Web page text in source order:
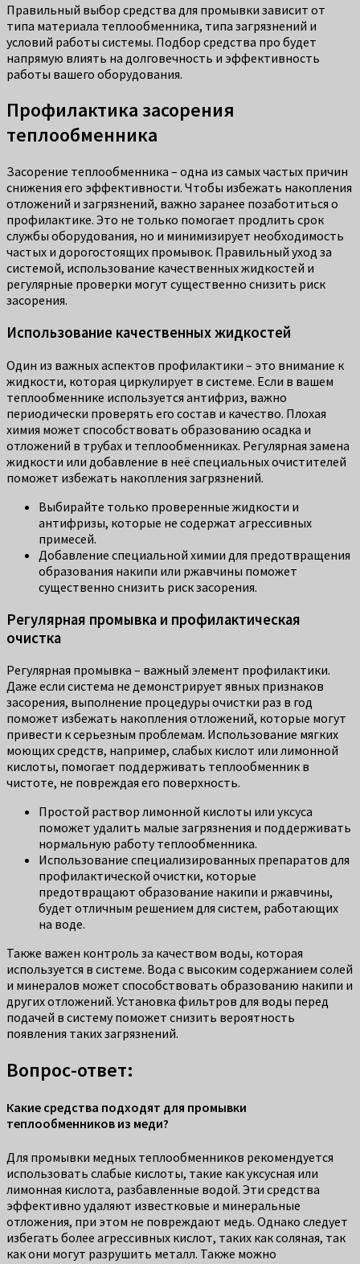
Правильный выбор средства для промывки зависит от
типа материала теплообменника, типа загрязнений и
условий работы системы. Подбор средства про будет
напрямую влиять на долговечность и эффективность
работы вашего оборудования.
Профилактика засорения
теплообменника
Засорение теплообменника – одна из самых частых причин
снижения его эффективности. Чтобы избежать накопления
отложений и загрязнений, важно заранее позаботиться о
профилактике. Это не только помогает продлить срок
службы оборудования, но и минимизирует необходимость
частых и дорогостоящих промывок. Правильный уход за
системой, использование качественных жидкостей и
регулярные проверки могут существенно снизить риск
засорения.
Использование качественных жидкостей
Один из важных аспектов профилактики – это внимание к
жидкости, которая циркулирует в системе. Если в вашем
теплообменнике используется антифриз, важно
периодически проверять его состав и качество. Плохая
химия может способствовать образованию осадка и
отложений в трубах и теплообменниках. Регулярная замена
жидкости или добавление в неё специальных очистителей
поможет избежать накопления загрязнений.
Выбирайте только проверенные жидкости и
антифризы, которые не содержат агрессивных
примесей.
Добавление специальной химии для предотвращения
образования накипи или ржавчины поможет
существенно снизить риск засорения.
Регулярная промывка и профилактическая
очистка
Регулярная промывка – важный элемент профилактики.
Даже если система не демонстрирует явных признаков
засорения, выполнение процедуры очистки раз в год
поможет избежать накопления отложений, которые могут
привести к серьезным проблемам. Использование мягких
моющих средств, например, слабых кислот или лимонной
кислоты, помогает поддерживать теплообменник в
чистоте, не повреждая его поверхность.
Простой раствор лимонной кислоты или уксуса
поможет удалить малые загрязнения и поддерживать
нормальную работу теплообменника.
Использование специализированных препаратов для
профилактической очистки, которые
предотвращают образование накипи и ржавчины,
будет отличным решением для систем, работающих
на воде.
Также важен контроль за качеством воды, которая
используется в системе. Вода с высоким содержанием солей
и минералов может способствовать образованию накипи и
других отложений. Установка фильтров для воды перед
подачей в систему поможет снизить вероятность
появления таких загрязнений.
Вопрос-ответ:
Какие средства подходят для промывки
теплообменников из меди?
Для промывки медных теплообменников рекомендуется
использовать слабые кислоты, такие как уксусная или
лимонная кислота, разбавленные водой. Эти средства
эффективно удаляют известковые и минеральные
отложения, при этом не повреждают медь. Однако следует
избегать более агрессивных кислот, таких как соляная, так
как они могут разрушить металл. Также можно